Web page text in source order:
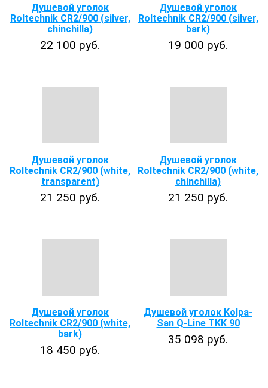
Душевой уголок
Roltechnik CR2/900 (silver,
chinchilla)
22 100 руб.
Душевой уголок
Roltechnik CR2/900 (silver,
bark)
19 000 руб.
Душевой уголок
Roltechnik CR2/900 (white,
transparent)
21 250 руб.
Душевой уголок
Roltechnik CR2/900 (white,
chinchilla)
21 250 руб.
Душевой уголок
Roltechnik CR2/900 (white,
bark)
18 450 руб.
Душевой уголок Kolpa-
San Q-Line TKK 90
35 098 руб.